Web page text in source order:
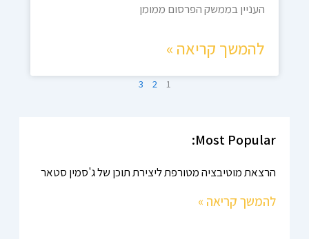
העניין בממשק הפרסום ממומן
להמשך קריאה »
1
2
3
Most Popular:
הרצאת מוטיבציה מטורפת ליצירת תוכן של ג'סמין סטאר
להמשך קריאה »